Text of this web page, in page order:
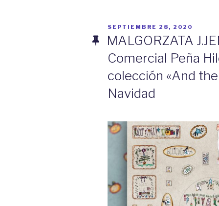
PUBLICADO
EL
SEPTIEMBRE 28, 2020
MALGORZATA
Comercial Peña
colección «And
Navidad